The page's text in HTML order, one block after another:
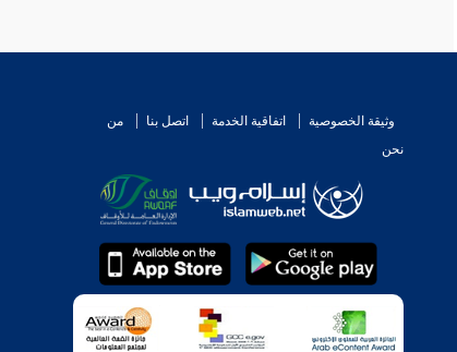
وثيقة الخصوصية اتفاقية الخدمة اتصل بنا
من
نحن